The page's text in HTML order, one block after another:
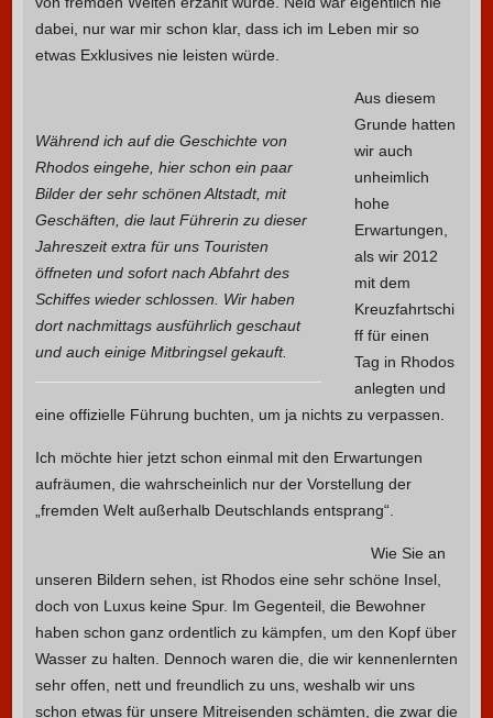
dabei, nur war mir schon klar, dass ich im Leben mir so
etwas Exklusives nie leisten würde.
Während ich auf die Geschichte von
Rhodos eingehe, hier schon ein paar
Bilder der sehr schönen Altstadt, mit
Geschäften, die laut Führerin zu dieser
Jahreszeit extra für uns Touristen
öffneten und sofort nach Abfahrt des
Schiffes wieder schlossen. Wir haben
dort nachmittags ausführlich geschaut
und auch einige Mitbringsel gekauft.
Aus diesem
Grunde hatten
wir auch
unheimlich
hohe
Erwartungen,
als wir 2012
mit dem
Kreuzfahrtschi
ff für einen
Tag in Rhodos
anlegten und
eine offizielle Führung buchten, um ja nichts zu verpassen.
Ich möchte hier jetzt schon einmal mit den Erwartungen
aufräumen, die wahrscheinlich nur der Vorstellung der
„fremden Welt außerhalb Deutschlands entsprang“.
Wie Sie an
unseren Bildern sehen, ist Rhodos eine sehr schöne Insel,
doch von Luxus keine Spur. Im Gegenteil, die Bewohner
haben schon ganz ordentlich zu kämpfen, um den Kopf über
Wasser zu halten. Dennoch waren die, die wir kennenlernten
sehr offen, nett und freundlich zu uns, weshalb wir uns
schon etwas für unsere Mitreisenden schämten, die zwar die